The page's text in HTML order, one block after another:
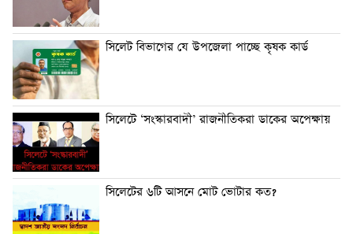
সিলেট বিভাগের যে উপজেলা পাচ্ছে কৃষক কার্ড
সিলেটে ‘সংস্কারবাদী’ রাজনীতিকরা ডাকের অপেক্ষায়
সিলেটের ৬টি আসনে মোট ভোটার কত?